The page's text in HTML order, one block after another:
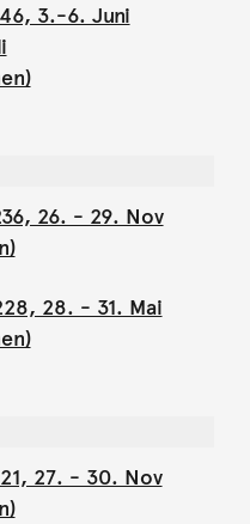
3.-6. Juni
26. - 29. Nov
28. - 31. Mai
27. - 30. Nov